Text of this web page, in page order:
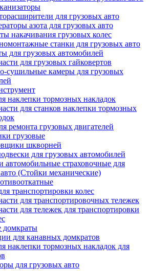
для грузовых авто
азота для грузовых авто
накачивания грузовых колес
станки для грузовых авто
для грузовых автомобилей
для грузовых гайковертов
сушильные камеры для грузовых
наклепки тормозных накладок
для станков наклепки тормозных
ремонта грузовых двигателей
грузовые
шкворней
для грузовых автомобилей
автомобильные страховочные для
(Стойки механические)
транспортировки колес
для транспортировочных тележек
для тележек для транспортировки
домкраты
для канавных домкратов
наклепки тормозных накладок для
для грузовых авто